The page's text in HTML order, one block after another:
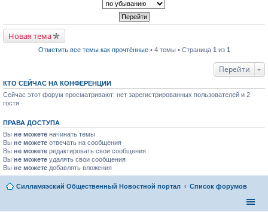
у
с
о
о
б
и
ю
и
т
а
н
н
с
о
о
н
ю
р
о
ч
и
о
м
о
б
щ
е
н
и
ю
у
н
е
п
т
н
м
у
с
о
о
щ
е
н
и
р
о
м
у
р
о
ч
н
н
о
м
у
с
о
о
щ
Новая тема
Отметить все темы как прочтённые• 4 темы • Страница 1 из 1
Перейти
КТО СЕЙЧАС НА КОНФЕРЕНЦИИ
Сейчас этот форум просматривают: нет зарегистрированных пользователей и 2
гостя
ПРАВА ДОСТУПА
Вы не можете начинать темы
Вы не можете отвечать на сообщения
Вы не можете редактировать свои сообщения
Вы не можете удалять свои сообщения
Вы не можете добавлять вложения
Силламяэский Общественный Новостной портал Список форумов